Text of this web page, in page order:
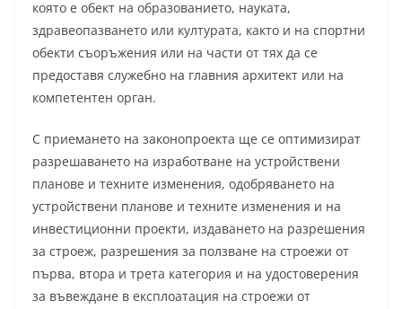
която е обект на образованието, науката,
здравеопазването или културата, както и на спортни
обекти съоръжения или на части от тях да се
предоставя служебно на главния архитект или на
компетентен орган.
С приемането на законопроекта ще се оптимизират
разрешаването на изработване на устройствени
планове и техните изменения, одобряването на
устройствени планове и техните изменения и на
инвестиционни проекти, издаването на разрешения
за строеж, разрешения за ползване на строежи от
първа, втора и трета категория и на удостоверения
за въвеждане в експлоатация на строежи от